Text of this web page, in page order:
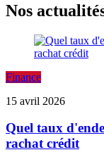
Nos
Finance
15 avril 2026
Quel taux
rachat crédit